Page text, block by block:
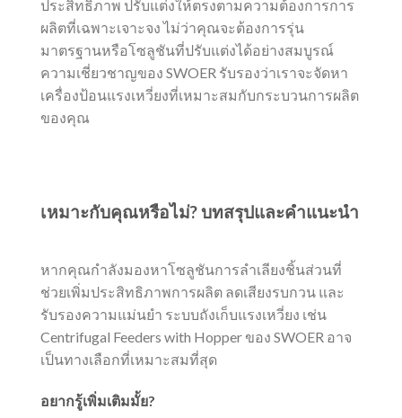
ประสิทธิภาพ ปรับแต่งให้ตรงตามความต้องการการ
ผลิตที่เฉพาะเจาะจง ไม่ว่าคุณจะต้องการรุ่น
มาตรฐานหรือโซลูชันที่ปรับแต่งได้อย่างสมบูรณ์
ความเชี่ยวชาญของ SWOER รับรองว่าเราจะจัดหา
เครื่องป้อนแรงเหวี่ยงที่เหมาะสมกับกระบวนการผลิต
ของคุณ
เหมาะกับคุณหรือไม่? บทสรุปและคำแนะนำ
หากคุณกำลังมองหาโซลูชันการลำเลียงชิ้นส่วนที่
ช่วยเพิ่มประสิทธิภาพการผลิต ลดเสียงรบกวน และ
รับรองความแม่นยำ ระบบถังเก็บแรงเหวี่ยง เช่น
Centrifugal Feeders with Hopper ของ SWOER อาจ
เป็นทางเลือกที่เหมาะสมที่สุด
อยากรู้เพิ่มเติมมั้ย?